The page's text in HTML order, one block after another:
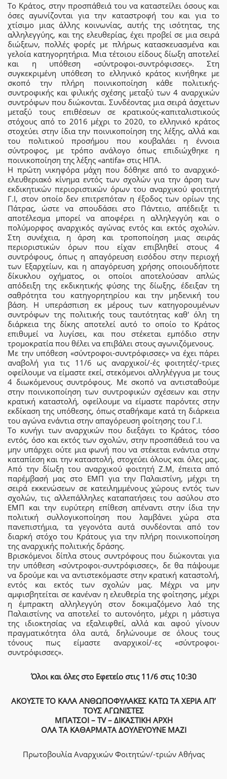
Το Κράτος, στην προσπάθειά του να καταστείλει όσους και
όσες αγωνίζονται για την καταστροφή του και για το
χτίσιμο μιας άλλης κοινωνίας, αυτής της ισότητας, της
αλληλεγγύης, και της ελευθερίας, έχει προβεί σε μια σειρά
διώξεων, πολλές φορές με πλήρως κατασκευασμένα και
γελοία κατηγορητήρια. Μια τέτοιου είδους δίωξη αποτελεί
και η υπόθεση «σύντροφοι-συντρόφισσες». Στη
συγκεκριμένη υπόθεση το ελληνικό κράτος κινήθηκε με
σκοπό την πλήρη ποινικοποίηση κάθε πολιτικής-
συντροφικής και φιλικής σχέσης μεταξύ των 4 αναρχικών
συντρόφων που διώκονται. Συνδέοντας μια σειρά άσχετων
μεταξύ τους επιθέσεων σε κρατικούς-καπιταλιστικούς
στόχους από το 2016 μέχρι το 2020, το ελληνικό κράτος
στοχεύει στην ίδια την ποινικοποίηση της λέξης, αλλά και
του πολιτικού προσήμου που κουβαλάει η έννοια
σύντροφος, με τρόπο ανάλογο όπως επιδιώχθηκε η
ποινικοποίηση της λέξης «antifa» στις ΗΠΑ.
Η πρώτη νικηφόρα μάχη που δόθηκε από το αναρχικό-
ελευθεριακό κίνημα εντός των σχολών για την άρση των
εκδικητικών περιοριστικών όρων του αναρχικού φοιτητή
Γ.Ι, στον οποίο δεν επιτρεπόταν η έξοδος των ορίων της
Πάτρας, ώστε να σπουδάσει στο Πάντειο, απέδειξε τι
αποτέλεσμα μπορεί να αποφέρει η αλληλεγγύη και ο
πολύμορφος αναρχικός αγώνας εντός και εκτός σχολών.
Στη συνέχεια, η άρση και τροποποίηση μιας σειράς
περιοριστικών όρων που είχαν επιβληθεί στους 4
συντρόφους, όπως η απαγόρευση εισόδου στην περιοχή
των Εξαρχείων, και η απαγόρευση χρήσης οποιουδήποτε
δίκυκλου οχήματος, οι οποίοι αποτελούσαν απλώς
απόδειξη της εκδικητικής φύσης της δίωξης, έδειξαν τη
σαθρότητα του κατηγορητηρίου και την μηδενική του
βάση. Η υπεράσπιση εκ μέρους των κατηγορουμένων
συντρόφων της πολιτικής τους ταυτότητας καθ' όλη τη
διάρκεια της δίκης αποτελεί αυτό το οποίο το Κράτος
επιθυμεί να λυγίσει, και που στέκεται εμπόδιο στην
τρομοκρατία που θέλει να επιβάλει στους αγωνιζόμενους.
Με την υπόθεση «σύντροφοι-συντρόφισσες» να έχει πάρει
αναβολή για τις 11/6 ως αναρχικοί/-ές φοιτητές/-τριες
οφείλουμε να είμαστε εκεί, στεκόμενοι αλληλέγγυα με τους
4 διωκόμενους συντρόφους. Με σκοπό να αντισταθούμε
στην ποινικοποίηση των συντροφικών σχέσεων και στην
κρατική καταστολή, οφείλουμε να είμαστε παρόντες στην
εκδίκαση της υπόθεσης, όπως σταθήκαμε κατά τη διάρκεια
του αγώνα ενάντια στην απαγόρευση φοίτησης του Γ.Ι.
Το κυνήγι των αναρχικών που διεξάγει το Κράτος, τόσο
εντός, όσο και εκτός των σχολών, στην προσπάθειά του να
μην υπάρχει ούτε μια φωνή που να στέκεται ενάντια στην
καταπίεση και την καταστολή, στοχεύει όλους και όλες μας.
Από την δίωξη του αναρχικού φοιτητή Ζ.Μ, έπειτα από
παρέμβασή μας στο ΕΜΠ για την Παλαιστίνη, μέχρι τη
σειρά εκκενώσεων σε κατειλημμένους χώρους εντός των
σχολών, τις αλλεπάλληλες καταπατήσεις του ασύλου στο
ΕΜΠ και την ευρύτερη επίθεση απέναντι στην ίδια την
πολιτική συλλογικοποίηση που λαμβάνει χώρα στα
πανεπιστήμια, τα γεγονότα αυτά συνδέονται από τον
διαρκή στόχο του Κράτους για την πλήρη ποινικοποίηση
της αναρχικής πολιτικής δράσης.
Βρισκόμενοι δίπλα στους συντρόφους που διώκονται για
την υπόθεση «σύντροφοι-συντρόφισσες», δε θα πάψουμε
να δρούμε και να αντιστεκόμαστε στην κρατική καταστολή,
εντός και εκτός των σχολών μας. Μέχρι να μην
αμφισβητείται σε κανέναν η ελευθερία της φοίτησης, μέχρι
η έμπρακτη αλληλεγγύη στον δοκιμαζόμενο λαό της
Παλαιστίνης να αποτελεί το αυτονόητο, μέχρι η μάστιγα
της ιδιοκτησίας να εξαλειφθεί, αλλά και αφού γίνουν
πραγματικότητα όλα αυτά, δηλώνουμε σε όλους τους
τόνους πως είμαστε αναρχικοί/-ες «σύντροφοι-
συντρόφισσες».
Όλοι και όλες στο Εφετείο στις 11/6 στις 10:30
ΑΚΟΥΣΤΕ ΤΟ ΚΑΛΑ ΑΝΘΩΠΟΦΥΛΑΚΕΣ ΚΑΤΩ ΤΑ ΧΕΡΙΑ ΑΠ’
ΤΟΥΣ ΑΓΩΝΙΣΤΕΣ
ΜΠΑΤΣΟΙ – TV – ΔΙΚΑΣΤΙΚΗ ΑΡΧΗ
ΟΛΑ ΤΑ ΚΑΘΑΡΜΑΤΑ ΔΟΥΛΕΥΟΥΝΕ ΜΑΖΙ
Πρωτοβουλία Αναρχικών Φοιτητών/-τριών Αθήνας